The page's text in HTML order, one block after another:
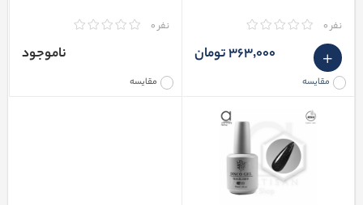
نفر 0
مقایسه
363٬000 تومان
نفر 0
مقایسه
ناموجود